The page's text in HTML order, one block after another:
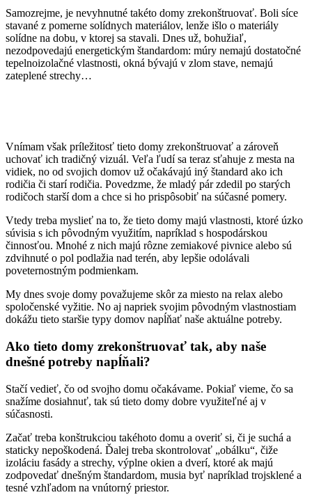
Samozrejme, je nevyhnutné takéto domy zrekonštruovať. Boli síce
stavané z pomerne solídnych materiálov, lenže išlo o materiály
solídne na dobu, v ktorej sa stavali. Dnes už, bohužiaľ,
nezodpovedajú energetickým štandardom: múry nemajú dostatočné
tepelnoizolačné vlastnosti, okná bývajú v zlom stave, nemajú
zateplené strechy…
Vnímam však príležitosť tieto domy zrekonštruovať a zároveň
uchovať ich tradičný vizuál. Veľa ľudí sa teraz sťahuje z mesta na
vidiek, no od svojich domov už očakávajú iný štandard ako ich
rodičia či starí rodičia. Povedzme, že mladý pár zdedil po starých
rodičoch starší dom a chce si ho prispôsobiť na súčasné pomery.
Vtedy treba myslieť na to, že tieto domy majú vlastnosti, ktoré úzko
súvisia s ich pôvodným využitím, napríklad s hospodárskou
činnosťou. Mnohé z nich majú rôzne zemiakové pivnice alebo sú
zdvihnuté o pol podlažia nad terén, aby lepšie odolávali
poveternostným podmienkam.
My dnes svoje domy považujeme skôr za miesto na relax alebo
spoločenské vyžitie. No aj napriek svojim pôvodným vlastnostiam
dokážu tieto staršie typy domov napĺňať naše aktuálne potreby.
Ako tieto domy zrekonštruovať tak, aby naše
dnešné potreby napĺňali?
Stačí vedieť, čo od svojho domu očakávame. Pokiaľ vieme, čo sa
snažíme dosiahnuť, tak sú tieto domy dobre využiteľné aj v
súčasnosti.
Začať treba konštrukciou takéhoto domu a overiť si, či je suchá a
staticky nepoškodená. Ďalej treba skontrolovať „obálku“, čiže
izoláciu fasády a strechy, výplne okien a dverí, ktoré ak majú
zodpovedať dnešným štandardom, musia byť napríklad trojsklené a
tesné vzhľadom na vnútorný priestor.